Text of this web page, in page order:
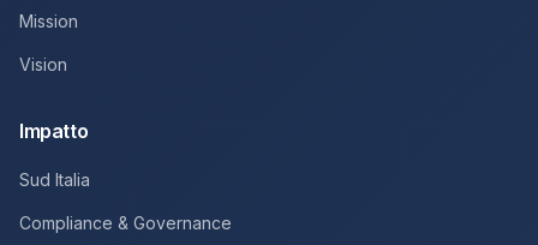
Mission
Vision
Impatto
Sud Italia
Compliance & Governance